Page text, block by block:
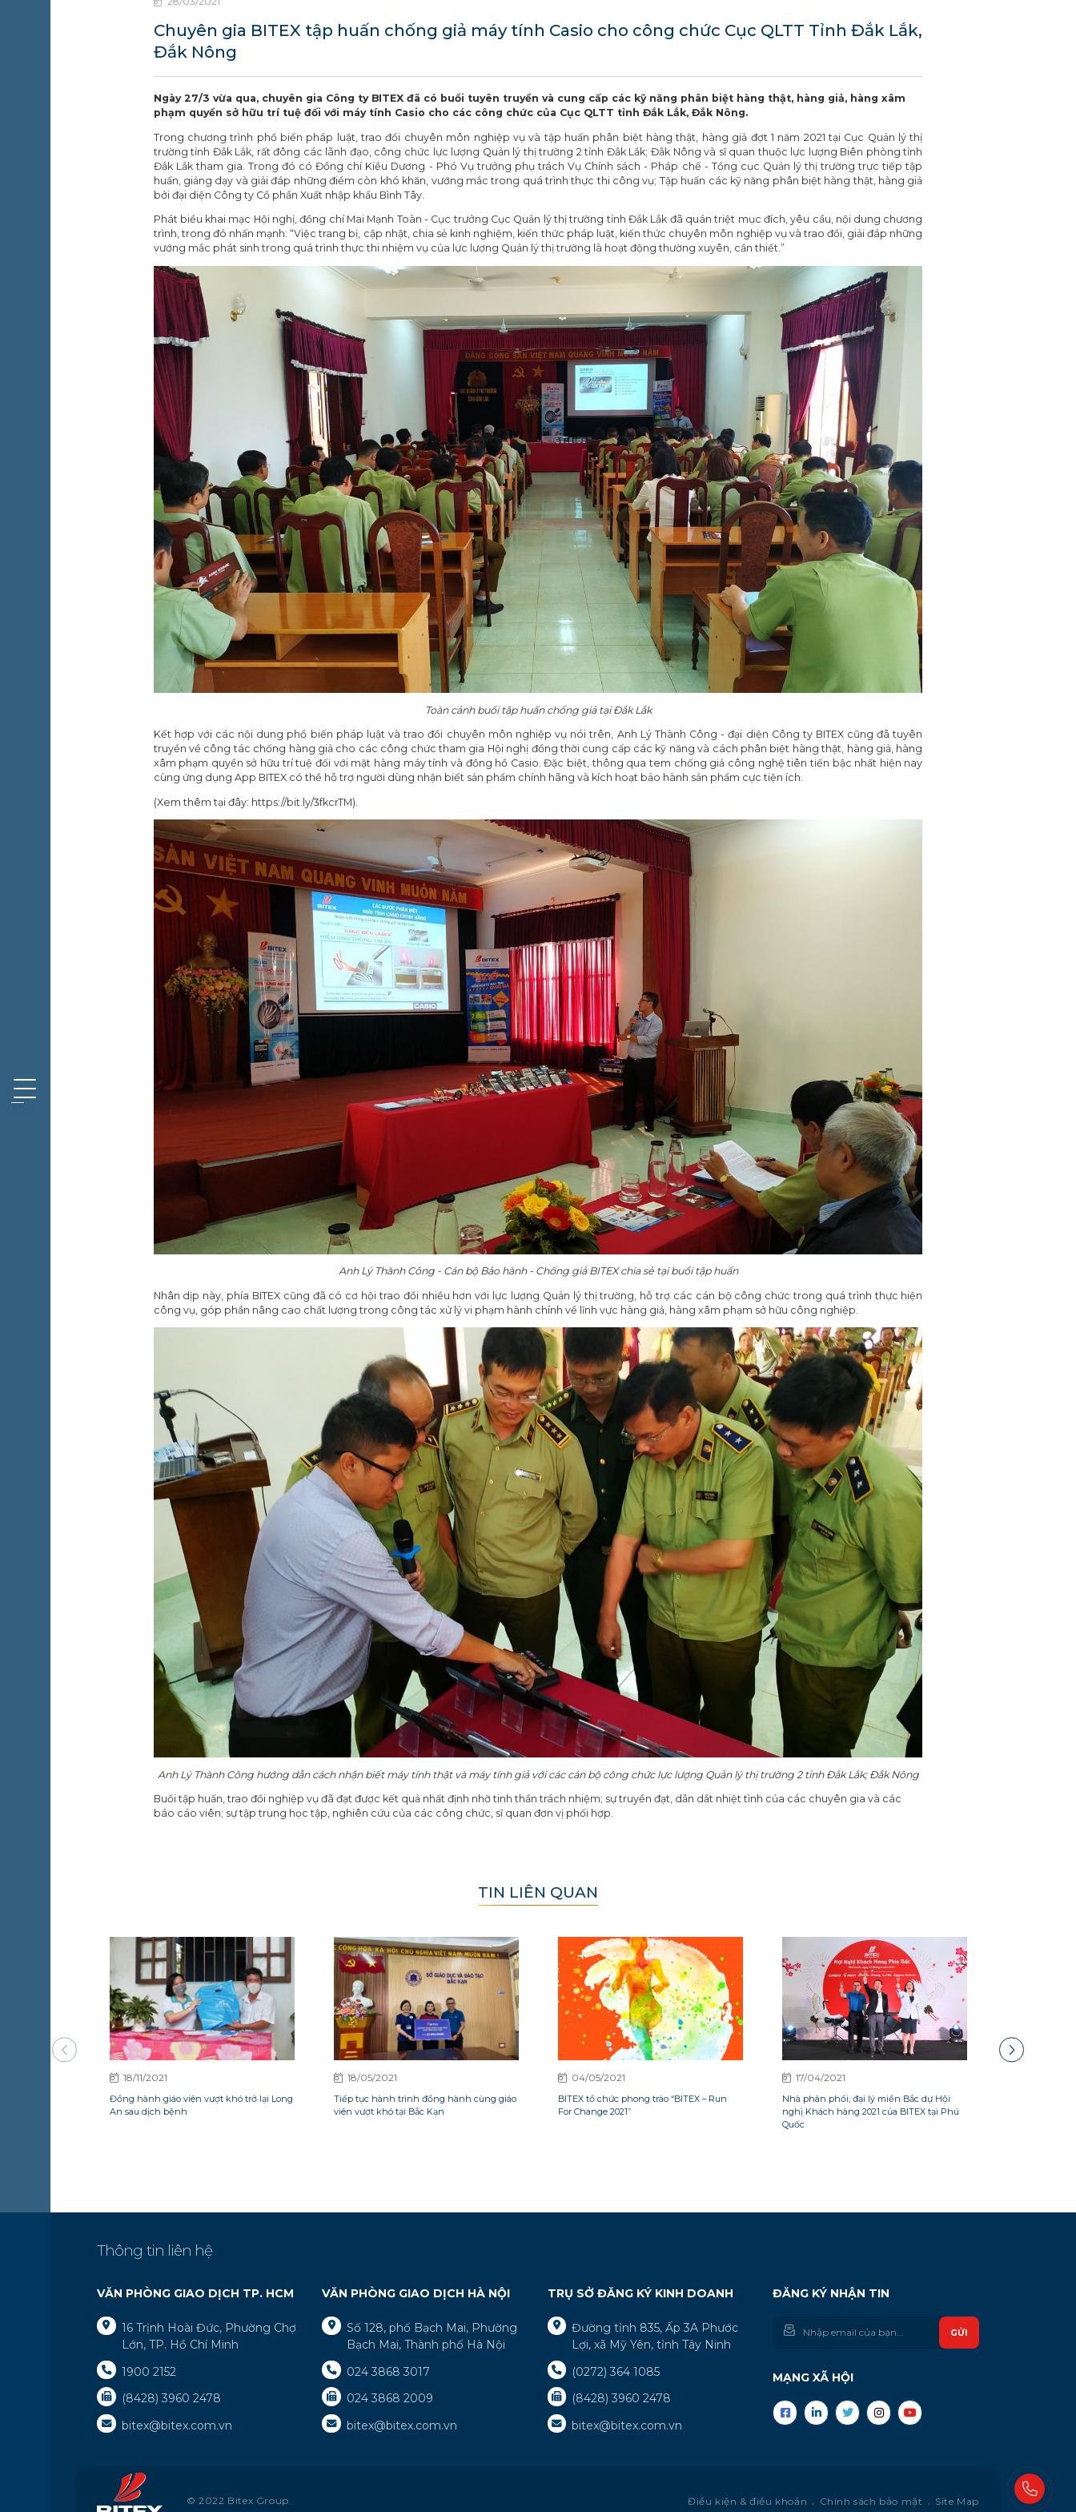
Chuyên gia BITEX tập huấn chống giả máy tính Casio cho công chức Cục QLTT Tỉnh Đắk Lắk,
Đắk Nông
Ngày 27/3 vừa qua, chuyên gia Công ty BITEX đã có buổi tuyên truyền và cung cấp các kỹ năng phân biệt hàng thật, hàng giả, hàng xâm
phạm quyền sở hữu trí tuệ đối với máy tính Casio cho các công chức của Cục QLTT tỉnh Đắk Lắk, Đắk Nông.
Trong chương trình phổ biến pháp luật, trao đổi chuyên môn nghiệp vụ và tập huấn phân biệt hàng thật, hàng giả đợt 1 năm 2021 tại Cục Quản lý thị
trường tỉnh Đắk Lắk, rất đông các lãnh đạo, công chức lực lượng Quản lý thị trường 2 tỉnh Đắk Lắk; Đắk Nông và sĩ quan thuộc lực lượng Biên phòng tỉnh
Đắk Lắk tham gia. Trong đó có Đồng chí Kiều Dương - Phó Vụ trưởng phụ trách Vụ Chính sách - Pháp chế - Tổng cục Quản lý thị trường trực tiếp tập
huấn, giảng dạy và giải đáp những điểm còn khó khăn, vướng mắc trong quá trình thực thi công vụ; Tập huấn các kỹ năng phân biệt hàng thật, hàng giả
bởi đại diện Công ty Cổ phần Xuất nhập khẩu Bình Tây.
Phát biểu khai mạc Hội nghị, đồng chí Mai Mạnh Toàn - Cục trưởng Cục Quản lý thị trường tỉnh Đắk Lắk đã quán triệt mục đích, yêu cầu, nội dung chương
trình, trong đó nhấn mạnh: “Việc trang bị, cập nhật, chia sẻ kinh nghiệm, kiến thức pháp luật, kiến thức chuyên môn nghiệp vụ và trao đổi, giải đáp những
vướng mắc phát sinh trong quá trình thực thi nhiệm vụ của lực lượng Quản lý thị trường là hoạt động thường xuyên, cần thiết.”
Toàn cảnh buổi tập huấn chống giả tại Đắk Lắk
Kết hợp với các nội dung phổ biến pháp luật và trao đổi chuyên môn nghiệp vụ nói trên, Anh Lý Thành Công - đại diện Công ty BITEX cũng đã tuyên
truyền về công tác chống hàng giả cho các công chức tham gia Hội nghị đồng thời cung cấp các kỹ năng và cách phân biệt hàng thật, hàng giả, hàng
xâm phạm quyền sở hữu trí tuệ đối với mặt hàng máy tính và đồng hồ Casio. Đặc biệt, thông qua tem chống giả công nghệ tiên tiến bậc nhất hiện nay
cùng ứng dụng App BITEX có thể hỗ trợ người dùng nhận biết sản phẩm chính hãng và kích hoạt bảo hành sản phẩm cực tiện ích.
(Xem thêm tại đây: https://bit.ly/3fkcrTM).
Anh Lý Thành Công - Cán bộ Bảo hành - Chống giả BITEX chia sẻ tại buổi tập huấn
Nhân dịp này, phía BITEX cũng đã có cơ hội trao đổi nhiều hơn với lực lượng Quản lý thị trường, hỗ trợ các cán bộ công chức trong quá trình thực hiện
công vụ, góp phần nâng cao chất lượng trong công tác xử lý vi phạm hành chính về lĩnh vực hàng giả, hàng xâm phạm sở hữu công nghiệp.
Anh Lý Thành Công hướng dẫn cách nhận biết máy tính thật và máy tính giả với các cán bộ công chức lực lượng Quản lý thị trường 2 tỉnh Đắk Lắk; Đắk Nông
Buổi tập huấn, trao đổi nghiệp vụ đã đạt được kết quả nhất định nhờ tinh thần trách nhiệm; sự truyền đạt, dẫn dắt nhiệt tình của các chuyên gia và các
báo cáo viên; sự tập trung học tập, nghiên cứu của các công chức, sĩ quan đơn vị phối hợp.
TIN LIÊN QUAN
18/11/2021
Đồng hành giáo viên vượt khó trở lại Long
An sau dịch bệnh
18/05/2021
Tiếp tục hành trình đồng hành cùng giáo
viên vượt khó tại Bắc Kạn
04/05/2021
BITEX tổ chức phong trào “BITEX – Run
For Change 2021”
17/04/2021
Nhà phân phối, đại lý miền Bắc dự Hội
nghị Khách hàng 2021 của BITEX tại Phú
Quốc
Thông tin liên hệ
VĂN PHÒNG GIAO DỊCH TP. HCM
16 Trịnh Hoài Đức, Phường Chợ
Lớn, TP. Hồ Chí Minh
1900 2152
(8428) 3960 2478
bitex@bitex.com.vn
VĂN PHÒNG GIAO DỊCH HÀ NỘI
Số 128, phố Bạch Mai, Phường
Bạch Mai, Thành phố Hà Nội
024 3868 3017
024 3868 2009
bitex@bitex.com.vn
TRỤ SỞ ĐĂNG KÝ KINH DOANH
Đường tỉnh 835, Ấp 3A Phước
Lợi, xã Mỹ Yên, tỉnh Tây Ninh
(0272) 364 1085
(8428) 3960 2478
bitex@bitex.com.vn
ĐĂNG KÝ NHẬN TIN
GỬI
MẠNG XÃ HỘI
© 2022 Bitex Group. Điều kiện & điều khoản Chính sách bảo mật Site Map